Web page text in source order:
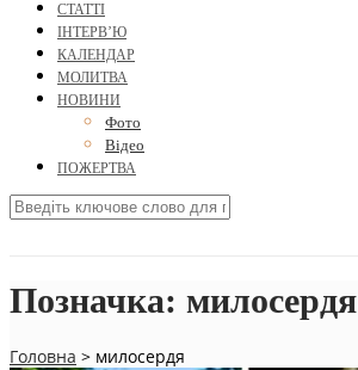
СТАТТІ
ІНТЕРВ’Ю
КАЛЕНДАР
МОЛИТВА
НОВИНИ
Фото
Відео
ПОЖЕРТВА
Позначка: милосердя
Головна > милосердя